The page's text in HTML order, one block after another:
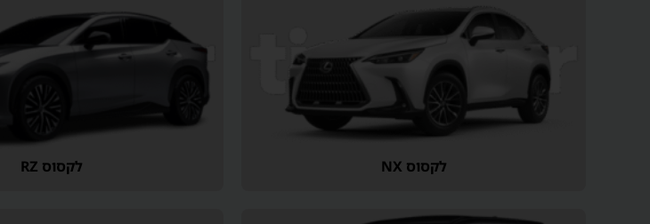
לקסוס NX לקסוס RZ